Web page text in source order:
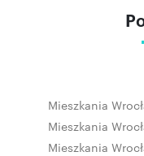
Mieszkania
Mieszkania
Mieszkania